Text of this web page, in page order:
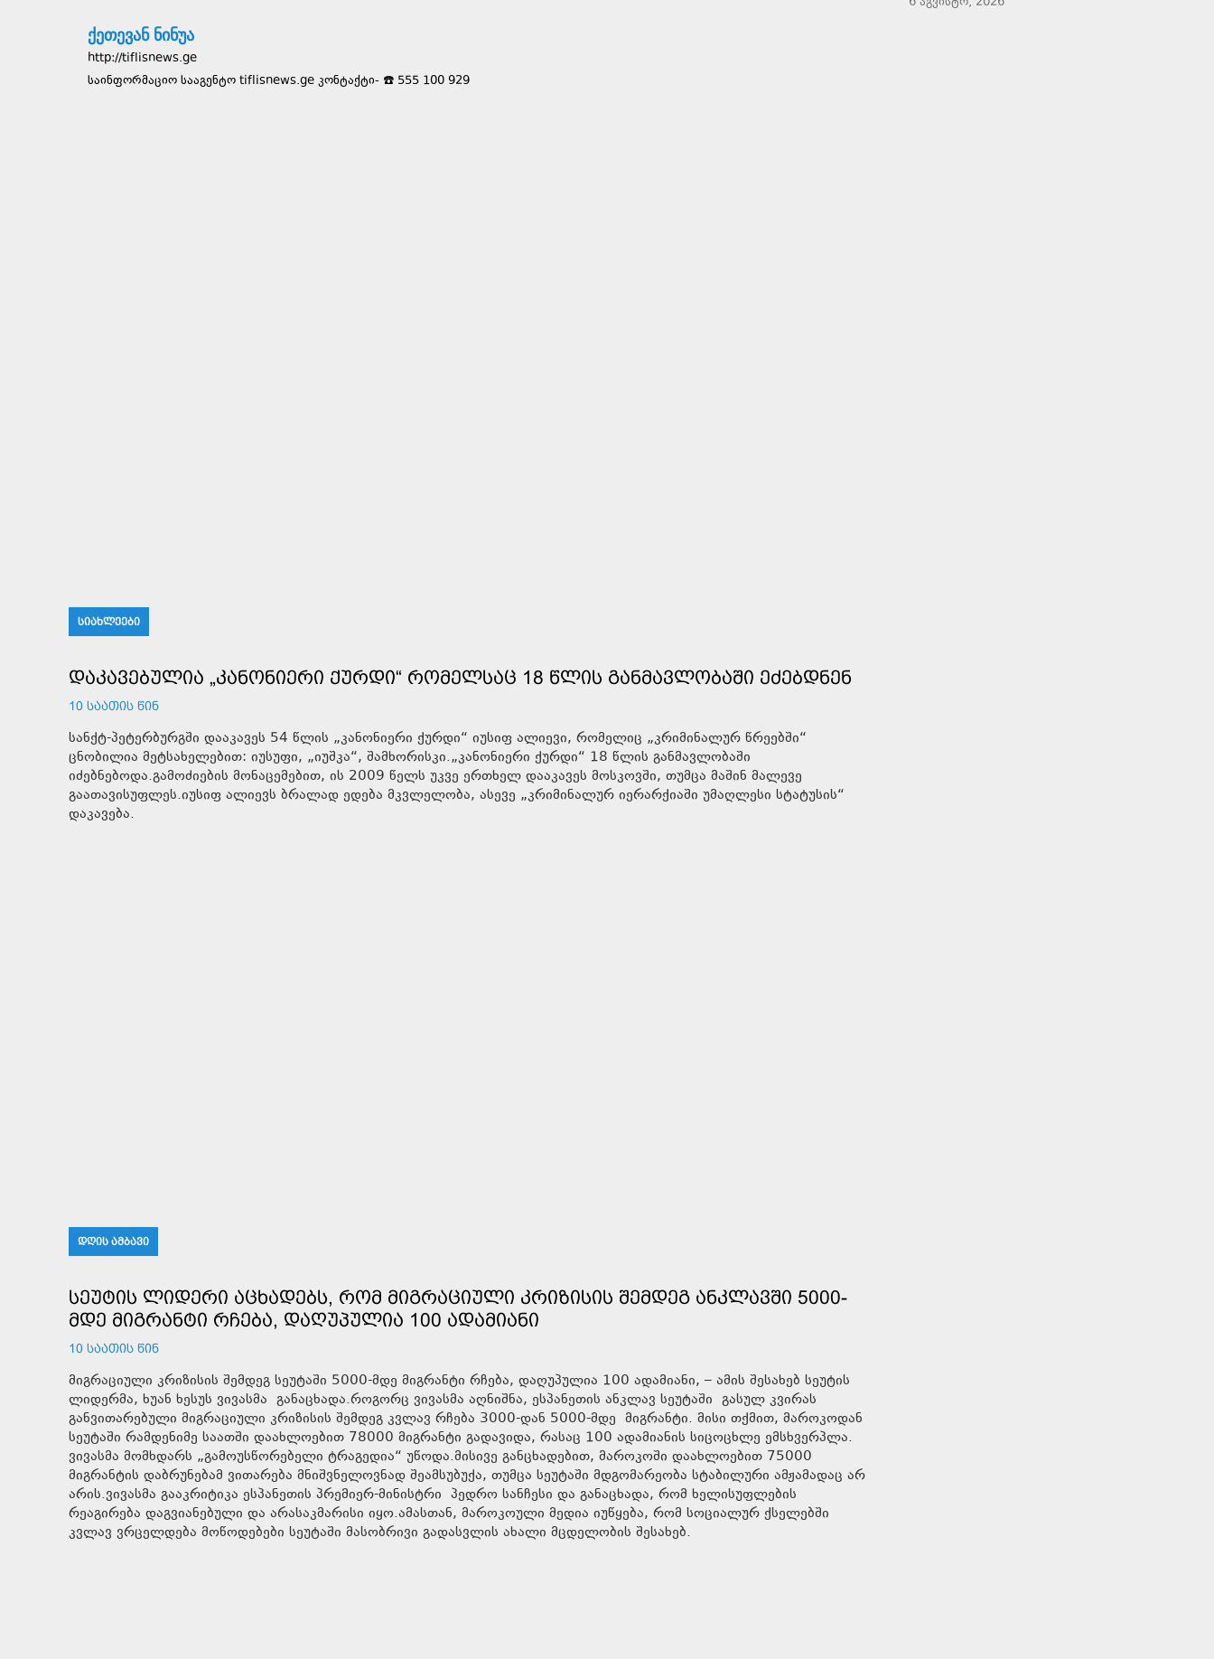
ქეთევან ნინუა
http://tiflisnews.ge
საინფორმაციო სააგენტო tiflisnews.ge კონტაქტი- ☎️ 555 100 929
ᲡᲘᲐᲮᲚᲔᲔᲑᲘ
ᲓᲐᲙᲐᲕᲔᲑᲣᲚᲘᲐ „ᲙᲐᲜᲝᲜᲘᲔᲠᲘ ᲥᲣᲠᲓᲘ“ ᲠᲝᲛᲔᲚᲡᲐᲪ 18 ᲬᲚᲘᲡ ᲒᲐᲜᲛᲐᲕᲚᲝᲑᲐᲨᲘ ᲔᲫᲔᲑᲓᲜᲔᲜ
10 ᲡᲐᲐᲗᲘᲡ ᲬᲘᲜ
სანქტ-პეტერბურგში დააკავეს 54 წლის „კანონიერი ქურდი“ იუსიფ ალიევი, რომელიც „კრიმინალურ წრეებში“
ცნობილია მეტსახელებით: იუსუფი, „იუშკა“, შამხორისკი.„კანონიერი ქურდი“ 18 წლის განმავლობაში
იძებნებოდა.გამოძიების მონაცემებით, ის 2009 წელს უკვე ერთხელ დააკავეს მოსკოვში, თუმცა მაშინ მალევე
გაათავისუფლეს.იუსიფ ალიევს ბრალად ედება მკვლელობა, ასევე „კრიმინალურ იერარქიაში უმაღლესი სტატუსის“
დაკავება.
ᲓᲦᲘᲡ ᲐᲛᲑᲐᲕᲘ
ᲡᲔᲣᲢᲘᲡ ᲚᲘᲓᲔᲠᲘ ᲐᲪᲮᲐᲓᲔᲑᲡ, ᲠᲝᲛ ᲛᲘᲒᲠᲐᲪᲘᲣᲚᲘ ᲙᲠᲘᲖᲘᲡᲘᲡ ᲨᲔᲛᲓᲔᲒ ᲐᲜᲙᲚᲐᲕᲨᲘ 5000-
ᲛᲓᲔ ᲛᲘᲒᲠᲐᲜᲢᲘ ᲠᲩᲔᲑᲐ, ᲓᲐᲦᲣᲞᲣᲚᲘᲐ 100 ᲐᲓᲐᲛᲘᲐᲜᲘ
10 ᲡᲐᲐᲗᲘᲡ ᲬᲘᲜ
მიგრაციული კრიზისის შემდეგ სეუტაში 5000-მდე მიგრანტი რჩება, დაღუპულია 100 ადამიანი, – ამის შესახებ სეუტის
ლიდერმა, ხუან ხესუს ვივასმა განაცხადა.როგორც ვივასმა აღნიშნა, ესპანეთის ანკლავ სეუტაში გასულ კვირას
განვითარებული მიგრაციული კრიზისის შემდეგ კვლავ რჩება 3000-დან 5000-მდე მიგრანტი. მისი თქმით, მაროკოდან
სეუტაში რამდენიმე საათში დაახლოებით 78000 მიგრანტი გადავიდა, რასაც 100 ადამიანის სიცოცხლე ემსხვერპლა.
ვივასმა მომხდარს „გამოუსწორებელი ტრაგედია“ უწოდა.მისივე განცხადებით, მაროკოში დაახლოებით 75000
მიგრანტის დაბრუნებამ ვითარება მნიშვნელოვნად შეამსუბუქა, თუმცა სეუტაში მდგომარეობა სტაბილური ამჟამადაც არ
არის.ვივასმა გააკრიტიკა ესპანეთის პრემიერ-მინისტრი პედრო სანჩესი და განაცხადა, რომ ხელისუფლების
რეაგირება დაგვიანებული და არასაკმარისი იყო.ამასთან, მაროკოული მედია იუწყება, რომ სოციალურ ქსელებში
კვლავ ვრცელდება მოწოდებები სეუტაში მასობრივი გადასვლის ახალი მცდელობის შესახებ.